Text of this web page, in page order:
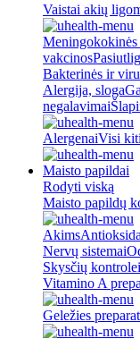
Vaistai akių
vakcinos
Bakterinės ir
Alergija, sloga
negalavimai
AlergenaiVisi
Maisto papildai
Rodyti viską
Maisto papildų
Akims
Nervų sistemai
Skysčių kontrolei
Vitamino A
Geležies